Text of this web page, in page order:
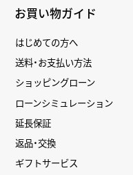
お買い物ガイド
はじめての方へ
送料・お支払い方法
ショッピングローン
ローンシミュレーション
延長保証
返品・交換
ギフトサービス